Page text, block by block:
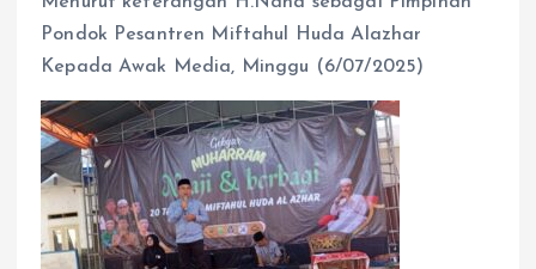
Pondok Pesantren Miftahul Huda Alazhar
Kepada Awak Media, Minggu (6/07/2025)